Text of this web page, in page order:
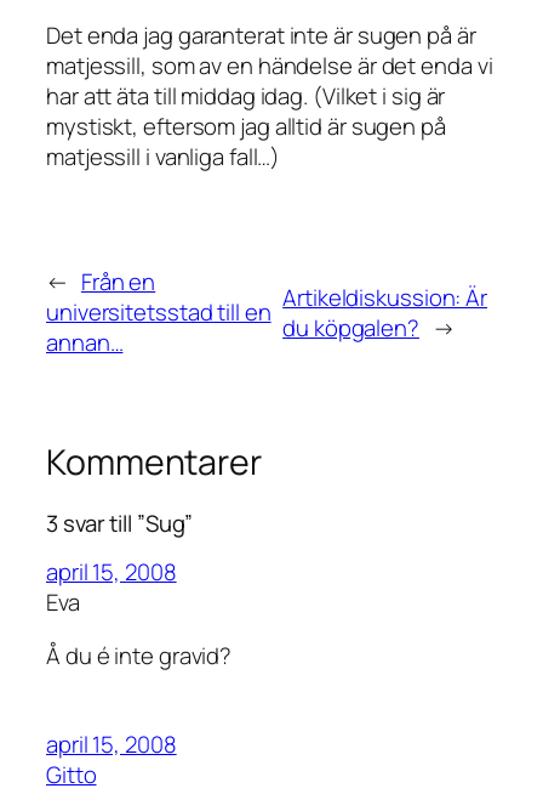
Det enda jag garanterat inte är sugen på är
matjessill, som av en händelse är det enda vi
har att äta till middag idag. (Vilket i sig är
mystiskt, eftersom jag alltid är sugen på
matjessill i vanliga fall…)
← Från en
universitetsstad till en
annan…
Artikeldiskussion: Är
du köpgalen? →
Kommentarer
3 svar till ”Sug”
april 15, 2008
Eva
Å du é inte gravid?
april 15, 2008
Gitto